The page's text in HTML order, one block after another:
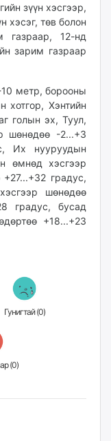
зүүн хэсгээр,
хэсэг, төв болон
газраар, 12-нд
зарим газраар
метр, борооны
хотгор, Хэнтийн
голын эх, Туул,
шөнөдөө -2...+3
Их нууруудын
өмнөд хэсгээр
градус,
шөнөдөө
градус, бусад
+18...+23
Гунигтай (0)
Үзэн ядмаар (0)